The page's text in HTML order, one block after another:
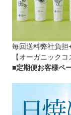
毎回送料弊社負担
【オーガニックコ
■定期便お客様ペ